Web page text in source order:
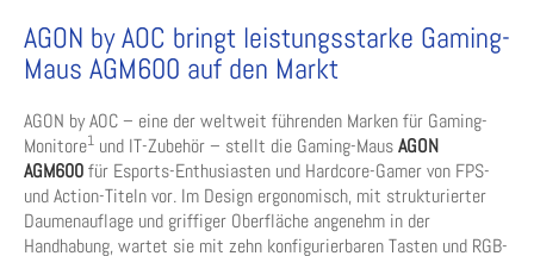
AGON by AOC bringt leistungsstarke Gaming-
Maus AGM600 auf den Markt
AGON by AOC – eine der weltweit führenden Marken für Gaming-
Monitore1 und IT-Zubehör – stellt die Gaming-MausAGON
AGM600für Esports-Enthusiasten und Hardcore-Gamer von FPS-
und Action-Titeln vor. Im Design ergonomisch, mit strukturierter
Daumenauflage und griffiger Oberfläche angenehm in der
Handhabung, wartet sie mit zehn konfigurierbaren Tasten und RGB-